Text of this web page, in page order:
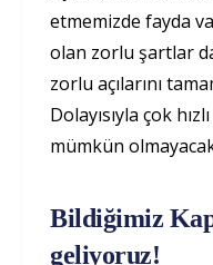
etmemizde fayda
olan zorlu şartlar da
zorlu açılarını
Dolayısıyla çok
mümkün
Bildiğimiz
geliyoruz!